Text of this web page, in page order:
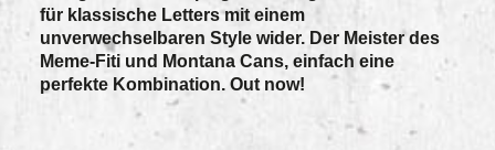
für klassische Letters mit einem
unverwechselbaren Style wider. Der Meister des
Meme-Fiti und Montana Cans, einfach eine
perfekte Kombination. Out now!